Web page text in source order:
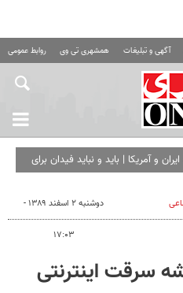
آگهی و تبلیغات همشهری تی وی روابط عمومی
و آمریکا | باید و نباید فیدان برای
دوشنبه ۲ اسفند ۱۳۸۹ -
۱۷:۰۳
سرقت اینترنتی